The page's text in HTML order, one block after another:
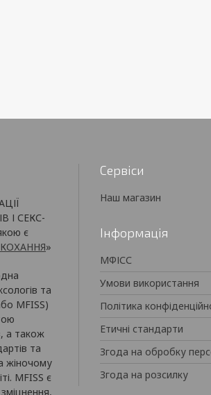
І СЕКС-
є
»
та
MFISS)
а також
та
жіночому
MFISS є
Сервіси
Наш магазин
Інформація
МФІСС
Умови використання
Політика
Етичні стандарти
Згода на обробку
Згода на розсилку